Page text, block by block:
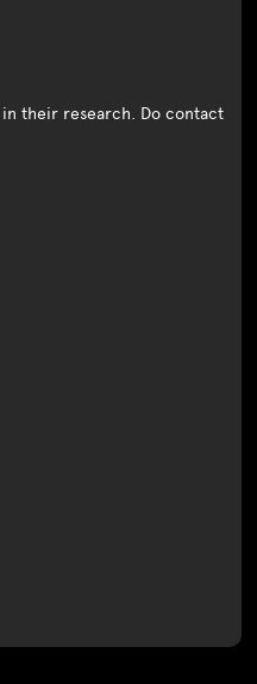
their research. Do contact